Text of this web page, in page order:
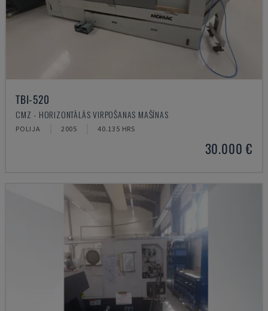
TBI-520
CMZ - HORIZONTĀLĀS VIRPOŠANAS MAŠĪNAS
POLIJA 2005 40.135 HRS
30.000 €